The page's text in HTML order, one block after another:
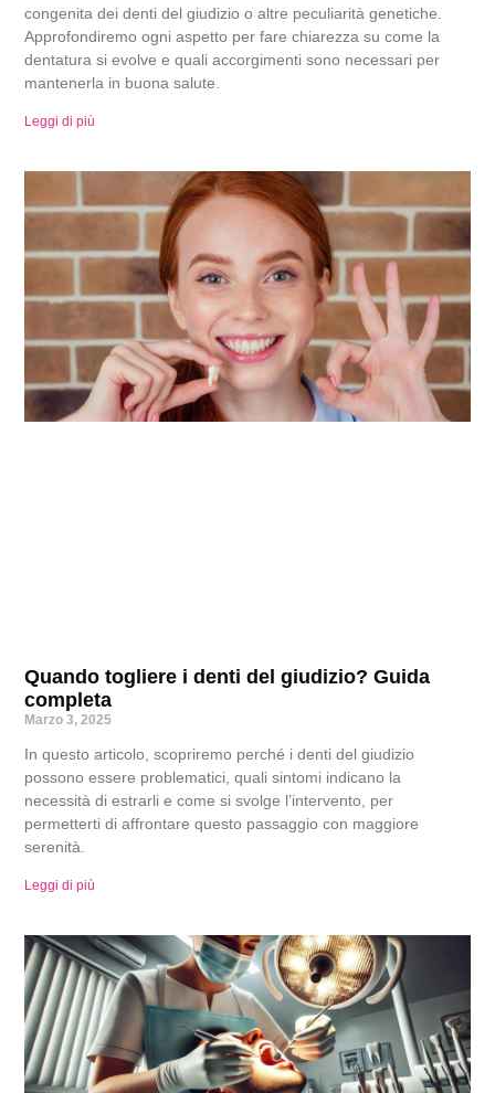
congenita dei denti del giudizio o altre peculiarità genetiche.
Approfondiremo ogni aspetto per fare chiarezza su come la
dentatura si evolve e quali accorgimenti sono necessari per
mantenerla in buona salute.
Leggi di più
Quando togliere i denti del giudizio? Guida
completa
Marzo 3, 2025
In questo articolo, scopriremo perché i denti del giudizio
possono essere problematici, quali sintomi indicano la
necessità di estrarli e come si svolge l’intervento, per
permetterti di affrontare questo passaggio con maggiore
serenità.
Leggi di più